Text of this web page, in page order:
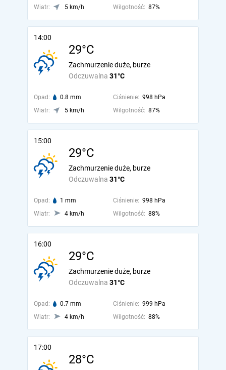
Wiatr:
5 km/h Wilgotność: 87%
14:00
29°C
Odczuwalna 31°C
Zachmurzenie duże, burze
Opad: 0.8 mm Ciśnienie: 998 hPa
Wiatr:
5 km/h Wilgotność: 87%
15:00
29°C
Odczuwalna 31°C
Zachmurzenie duże, burze
Opad: 1 mm Ciśnienie: 998 hPa
Wiatr:
4 km/h Wilgotność: 88%
16:00
29°C
Odczuwalna 31°C
Zachmurzenie duże, burze
Opad: 0.7 mm Ciśnienie: 999 hPa
Wiatr:
4 km/h Wilgotność: 88%
17:00
28°C